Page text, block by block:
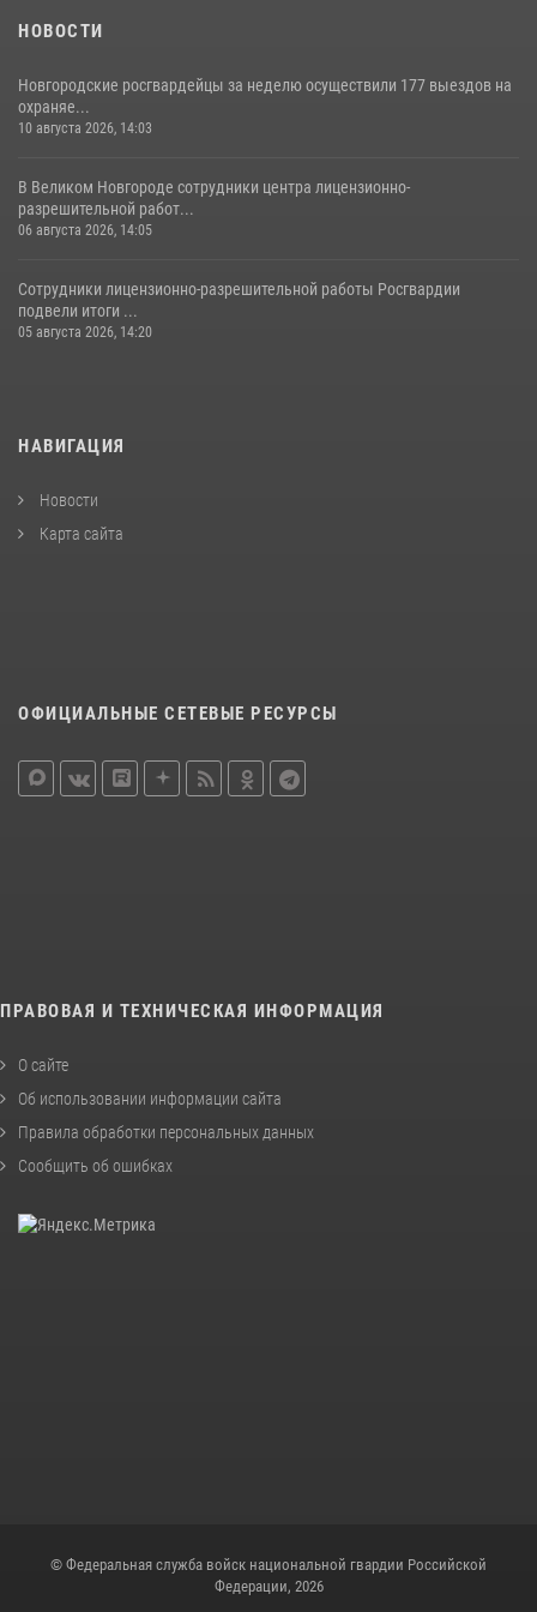
НОВОСТИ
Новгородские росгвардейцы за неделю осуществили 177 выездов на
охраняе...
10 августа 2026, 14:03
В Великом Новгороде сотрудники центра лицензионно-
разрешительной работ...
06 августа 2026, 14:05
Сотрудники лицензионно-разрешительной работы Росгвардии
подвели итоги ...
05 августа 2026, 14:20
НАВИГАЦИЯ
Новости
Карта сайта
ОФИЦИАЛЬНЫЕ СЕТЕВЫЕ РЕСУРСЫ
ПРАВОВАЯ И ТЕХНИЧЕСКАЯ ИНФОРМАЦИЯ
О сайте
Об использовании информации сайта
Правила обработки персональных данных
Сообщить об ошибках
© Федеральная служба войск национальной гвардии Российской
Федерации, 2026